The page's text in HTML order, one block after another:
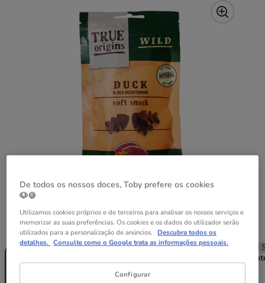
Peso:50 g
Sem Stock Sem Stock Sem Stock
6
Sem
De todos os nossos doces, Toby prefere os cookies
🐶🍪
Utilizamos cookies próprios e de terceiros para analisar os nossos serviços e
memorizar as suas preferências. Os cookies e os dados do utilizador serão
utilizados para a personalização de anúncios. Descubra todos os
detalhes. Consulte como o Google trata as informações pessoais.
Configurar